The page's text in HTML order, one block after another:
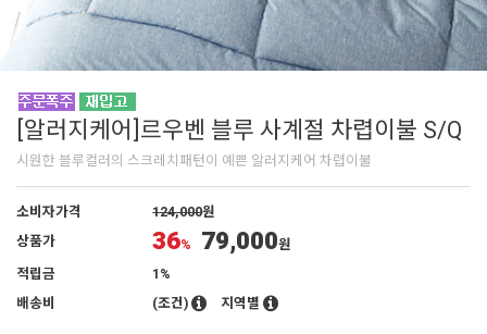
[알러지케어]르우벤 블루 사계절 차렵이불 S/Q
시원한 블루컬러의 스크레치패턴이 예쁜 알러지케어 차렵이불
소비자가격 124,000원
상품가
36% 79,000원
적립금
1%
배송비
(조건) 지역별